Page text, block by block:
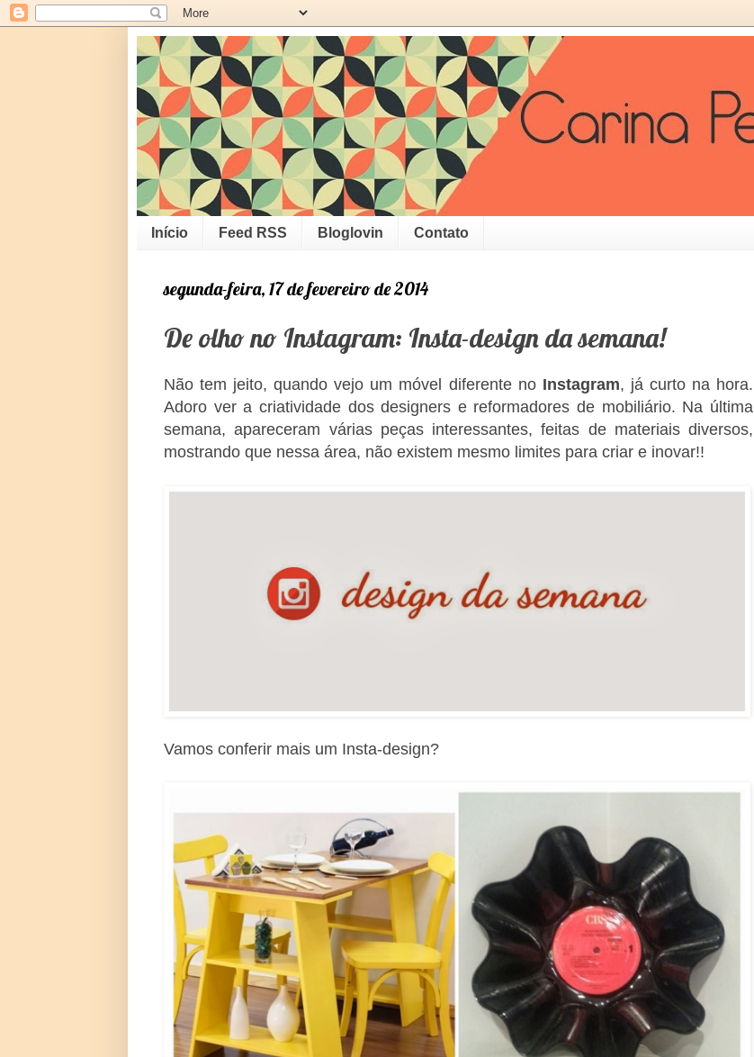
Início Feed RSS Bloglovin Contato
segunda-feira, 17 de fevereiro de 2014
De olho no Instagram: Insta-design da semana!
Não tem jeito, quando vejo um móvel diferente no Instagram, já curto na hora.
Adoro ver a criatividade dos designers e reformadores de mobiliário. Na última
semana, apareceram várias peças interessantes, feitas de materiais diversos,
mostrando que nessa área, não existem mesmo limites para criar e inovar!!
Vamos conferir mais um Insta-design?